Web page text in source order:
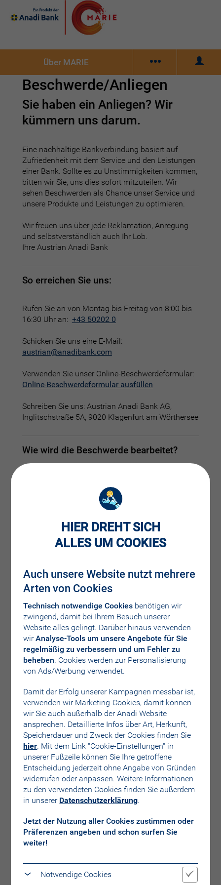
Menu
Über MARIE
Beschwerde/Anliegen
Sie haben ein Anliegen? Wir
kümmern uns darum.
Eine nachhaltige Bankverbindung basiert auf
Zufriedenheit mit dem Service und den Leistungen
einer Bank. Sollte es zu Unstimmigkeiten kommen,
bitten wir Sie, uns dies sofort mitzuteilen. Wir
sehen Beschwerden als Chance unser Service und
unsere Produkte und Leistungen zu optimieren.
Wir freuen uns über jede Reklamation, Anregung
und selbstverständlich auch Ihr Lob.
Ihre Austrian Anadi Bank
So erreichen Sie uns:
Rufen Sie an von Montag bis Freitag von 8:00 bis
16:30 Uhr an: +43 50202 0
Schicken Sie uns eine E-Mail:
austrian@anadibank.com
Verwenden Sie unser Online-Beschwerdeformular:
Online-Beschwerdeformular ausfüllen
Schreiben Sie uns: Austrian Anadi Bank AG,
Inglitschstraße 5A, 9020 Klagenfurt am Wörthersee
Wie wird die Beschwerde bearbeitet?
benötigen wir folgende Daten von Ihnen.
Damit wir den Sachverhalt objektiv und fair
beurteilen können, wird jeder Fall mit den
betroffenen Mitarbeitern besprochen. Da jede
Beschwerde anders gelagert ist, bitten wir Sie um
es, jede Beschwerde innerhalb von 5 Werktagen zu
erledigen. Sollte die Erledigung in diesem Zeitraum
den Bearbeitungsstatus informieren.
Geben Sie Ihren Namen und Ihre Adresse an.
Beschreiben Sie den Sachverhalt. Versuchen
Sie Ihr Anliegen sachlich zu erklären. Nur so
können wir ohne Verzögerung die notwendigen
Schritte einleiten.
Nach Eingang Ihrer Beschwerde erhalten Sie
eine Eingangsbestätigung per Mail.
Wenn uns das Ergebnis vorliegt, werden Sie
umgehend über den Lösungsvorschlag informiert.
Für den Fall, dass Sie mit unseren
Lösungsvorschlägen nicht einverstanden sind,
haben Sie die Möglichkeit sich zur
Weiterbearbeitung Ihrer Beschwerde an andere
Stellen zu wenden, insbesondere:
Gemeinsame Schlichtungsstelle der
Österreichischen Kreditwirtschaft:
www.bankenschlichtung.at
Für Fremdwährungskredite von Verbrauchern:
Schlichtungsstelle für Verbraucher:
Kommission:
HIER DREHT SICH
ALLES UM COOKIES
Auch unsere Website nutzt mehrere
Arten von Cookies
Technisch notwendige Cookies benötigen wir
zwingend, damit bei Ihrem Besuch unserer
Website alles gelingt. Darüber hinaus verwenden
wirAnalyse-Tools um unsere Angebote für Sie
regelmäßig zu verbessern und um Fehler zu
beheben. Cookies werden zur Personalisierung
von Ads/Werbung verwendet.
Damit der Erfolg unserer Kampagnen messbar ist,
verwenden wir Marketing-Cookies, damit können
wir Sie auch außerhalb der Anadi Website
ansprechen. Detaillierte Infos über Art, Herkunft,
Speicherdauer und Zweck der Cookies finden Sie
hier. Mit dem Link "Cookie-Einstellungen" in
unserer Fußzeile können Sie Ihre getroffene
Entscheidung jederzeit ohne Angabe von Gründen
widerrufen oder anpassen. Weitere Informationen
zu den verwendeten Cookies finden Sie außerdem
in unserer Datenschutzerklärung.
Jetzt der Nutzung aller Cookies zustimmen oder
Präferenzen angeben und schon surfen Sie
weiter!
Notwendige Cookies